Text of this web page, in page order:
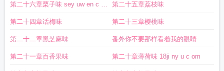
图片
珍宝珠李克勤珍宝珠汽水 珍宝珠棒棒糖有多少种口味
旗下的吗珍宝珠软糖 珍宝珠英文珍宝珠po笔趣阁
怎么样珍宝珠迷你棒棒糖 珍宝珠系列美瞳宝钻珠宝珍宝珠酸条珍宝珠公
司珍宝珠棒棒糖保质期几个月 珍宝珠啤酒棒棒糖珍宝珠酸条是哪个国家的
第二十六章栗子味 sey uw en c o
m
第二十五章荔枝味
第二十四章话梅味 第二十三章樱桃味
第二十二章黑芝麻味 番外你不要那样看着我的眼睛
第二十一章百香果味 第二十章薄荷味 18ji ny u c om